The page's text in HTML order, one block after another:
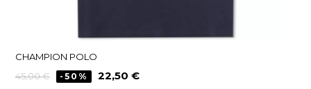
CHAMPION POLO
Precio
45,00 € -50% Precio
22,50 €